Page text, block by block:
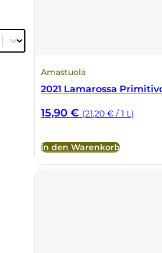
Amastuola
2021 Lamarossa
15,90€ (21,20 € / 1 L)
In den Warenkorb